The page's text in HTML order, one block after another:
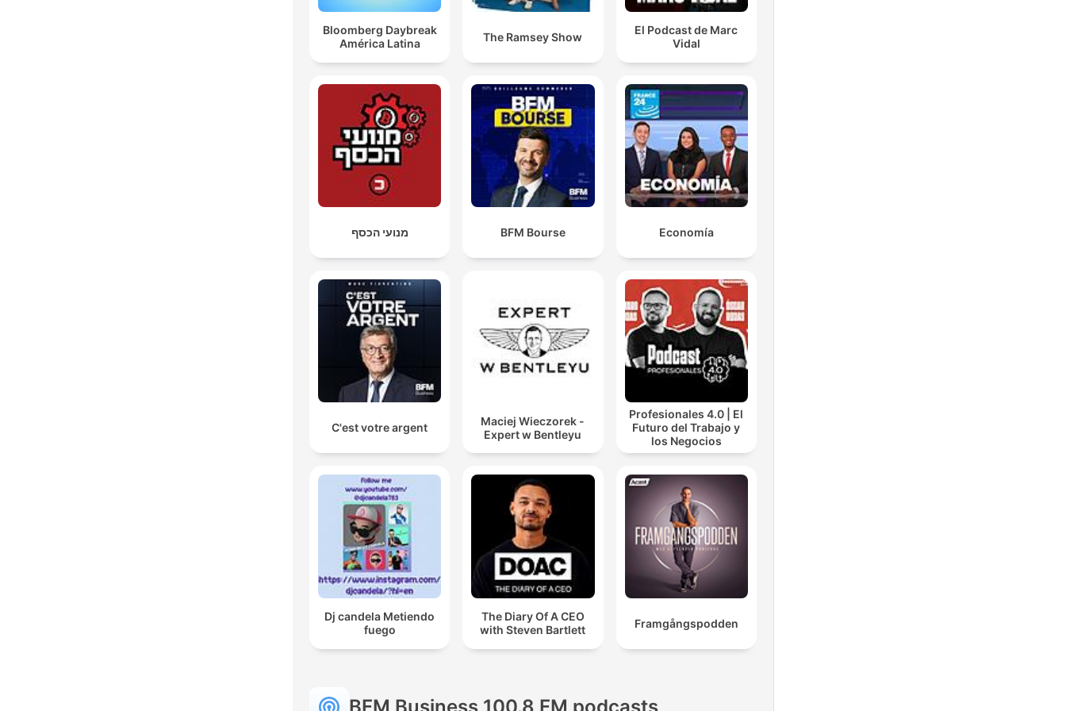
Bloomberg Daybreak
América Latina
The Ramsey Show
El Podcast de Marc
Vidal
מנועי הכסף BFM Bourse Economía
C'est votre argent
Maciej Wieczorek -
Expert w Bentleyu
Profesionales 4.0 | El
Futuro del Trabajo y
los Negocios
Dj candela Metiendo
fuego
The Diary Of A CEO
with Steven Bartlett
Framgångspodden
BFM Business 100.8 FM podcasts